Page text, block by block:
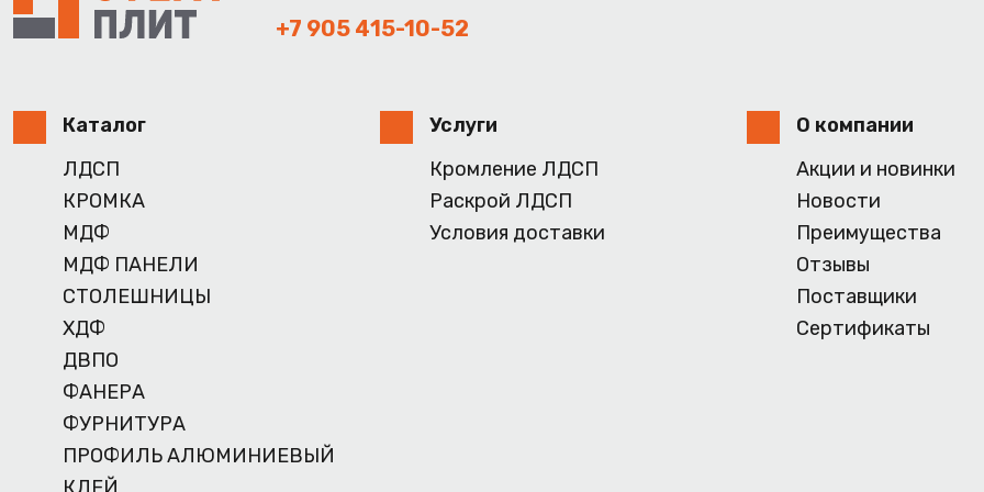
+7 905 415-10-52
Каталог
ЛДСП
КРОМКА
МДФ
МДФ ПАНЕЛИ
СТОЛЕШНИЦЫ
ХДФ
ДВПО
ФАНЕРА
ФУРНИТУРА
ПРОФИЛЬ АЛЮМИНИЕВЫЙ
Услуги
Кромление ЛДСП
Раскрой ЛДСП
Условия доставки
О компании
Акции и новинки
Новости
Преимущества
Отзывы
Поставщики
Сертификаты